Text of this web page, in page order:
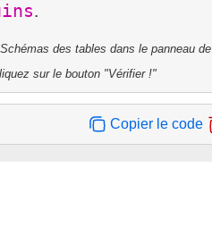
des tables dans le panneau de
sur le bouton "Vérifier !"
Copier le code